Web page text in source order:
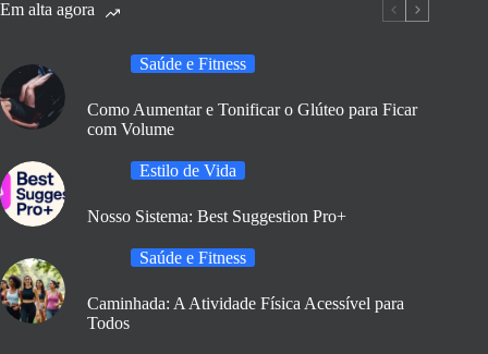
Em alta agora
Saúde e Fitness
Como Aumentar e Tonificar o Glúteo para Ficar
com Volume
Estilo de Vida
Nosso Sistema: Best Suggestion Pro+
Saúde e Fitness
Caminhada: A Atividade Física Acessível para
Todos